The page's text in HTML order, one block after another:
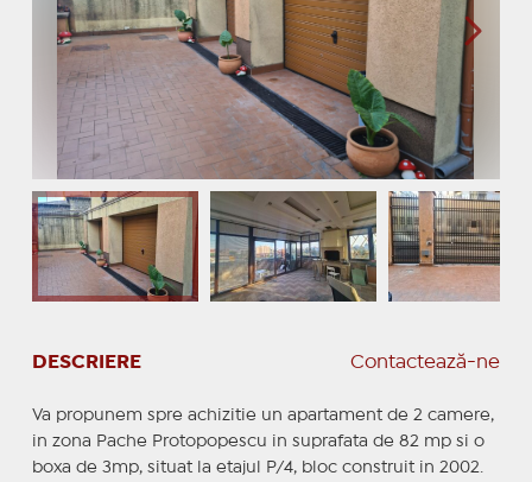
DESCRIERE Contactează-ne
Va propunem spre achizitie un apartament de 2 camere,
in zona Pache Protopopescu in suprafata de 82 mp si o
boxa de 3mp, situat la etajul P/4, bloc construit in 2002.